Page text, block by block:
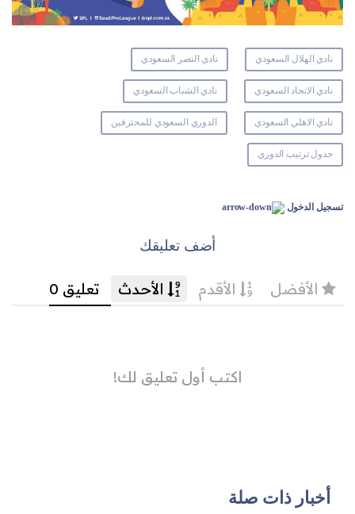
نادي الهلال السعودي نادي النصر السعودي
نادي الاتحاد السعودي نادي الشباب السعودي
نادي الاهلي السعودي الدوري السعودي للمحترفين
جدول ترتيب الدوري
تسجيل الدخول
أضف تعليقك
أخبار ذات صلة